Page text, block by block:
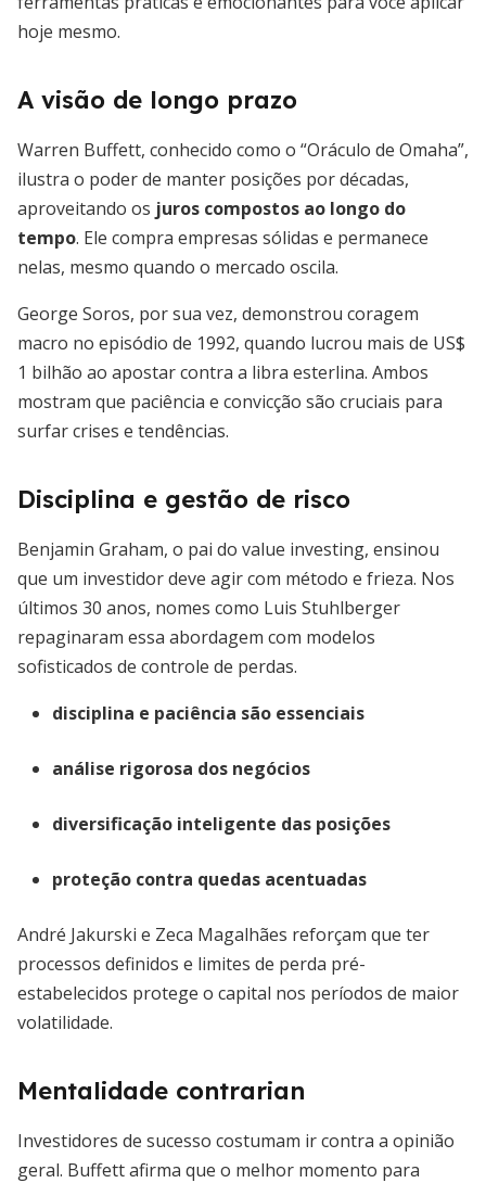
hoje mesmo.
A visão de longo prazo
Warren Buffett, conhecido como o “Oráculo de Omaha”,
ilustra o poder de manter posições por décadas,
aproveitando os juros compostos ao longo do
tempo. Ele compra empresas sólidas e permanece
nelas, mesmo quando o mercado oscila.
George Soros, por sua vez, demonstrou coragem
macro no episódio de 1992, quando lucrou mais de US$
1 bilhão ao apostar contra a libra esterlina. Ambos
mostram que paciência e convicção são cruciais para
surfar crises e tendências.
Disciplina e gestão de risco
Benjamin Graham, o pai do value investing, ensinou
que um investidor deve agir com método e frieza. Nos
últimos 30 anos, nomes como Luis Stuhlberger
repaginaram essa abordagem com modelos
sofisticados de controle de perdas.
disciplina e paciência são essenciais
análise rigorosa dos negócios
diversificação inteligente das posições
proteção contra quedas acentuadas
André Jakurski e Zeca Magalhães reforçam que ter
processos definidos e limites de perda pré-
estabelecidos protege o capital nos períodos de maior
volatilidade.
Mentalidade contrarian
Investidores de sucesso costumam ir contra a opinião
geral. Buffett afirma que o melhor momento para